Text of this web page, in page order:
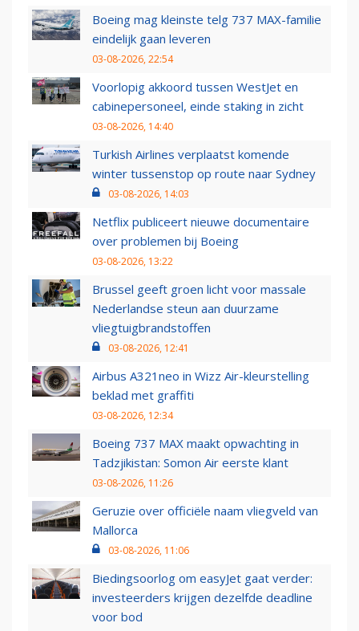
Boeing mag kleinste telg 737 MAX-familie
eindelijk gaan leveren
03-08-2026, 22:54
Voorlopig akkoord tussen WestJet en
cabinepersoneel, einde staking in zicht
03-08-2026, 14:40
Turkish Airlines verplaatst komende
winter tussenstop op route naar Sydney
03-08-2026, 14:03
Netflix publiceert nieuwe documentaire
over problemen bij Boeing
03-08-2026, 13:22
Brussel geeft groen licht voor massale
Nederlandse steun aan duurzame
vliegtuigbrandstoffen
03-08-2026, 12:41
Airbus A321neo in Wizz Air-kleurstelling
beklad met graffiti
03-08-2026, 12:34
Boeing 737 MAX maakt opwachting in
Tadzjikistan: Somon Air eerste klant
03-08-2026, 11:26
Geruzie over officiële naam vliegveld van
Mallorca
03-08-2026, 11:06
Biedingsoorlog om easyJet gaat verder:
investeerders krijgen dezelfde deadline
voor bod